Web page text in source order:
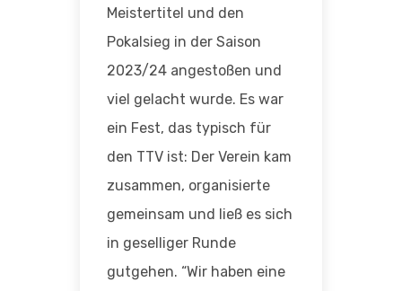
Meistertitel und den
Pokalsieg in der Saison
2023/24 angestoßen und
viel gelacht wurde. Es war
ein Fest, das typisch für
den TTV ist: Der Verein kam
zusammen, organisierte
gemeinsam und ließ es sich
in geselliger Runde
gutgehen. “Wir haben eine